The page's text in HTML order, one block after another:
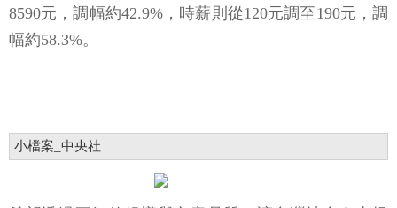
8590元，調幅約42.9%，時薪則從120元調至190元，調
幅約58.3%。
小檔案_中央社